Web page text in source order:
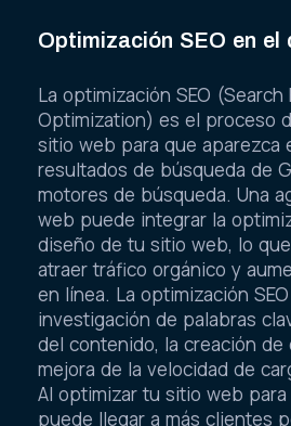
Optimización SEO en el
La optimización SEO (Search
Optimization) es el proceso
sitio web para que aparezca
resultados de búsqueda de
motores de búsqueda. Una
web puede integrar la
diseño de tu sitio web, lo
atraer tráfico orgánico y
en línea. La optimización
investigación de palabras
del contenido, la creación de
mejora de la velocidad de
Al optimizar tu sitio web para
puede llegar a más clientes